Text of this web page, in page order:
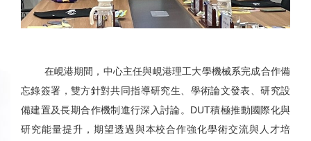
在峴港期間，中心主任與峴港理工大學機械系完成合作備
忘錄簽署，雙方針對共同指導研究生、學術論文發表、研究設
備建置及長期合作機制進行深入討論。 DUT積極推動國際化與
研究能量提升，期望透過與本校合作強化學術交流與人才培